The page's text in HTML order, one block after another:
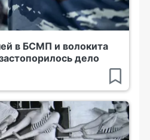
в БСМП и волокита
дело